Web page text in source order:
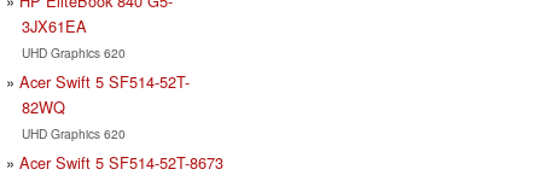
3JX61EA
UHD Graphics 620
Acer Swift 5 SF514-52T-
82WQ
UHD Graphics 620
Acer Swift 5 SF514-52T-8673